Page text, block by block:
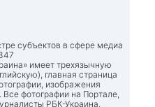
субъектов в сфере медиа
имеет трехязычную
главная страница
изображения
фотографии на Портале,
РБК-Украина,